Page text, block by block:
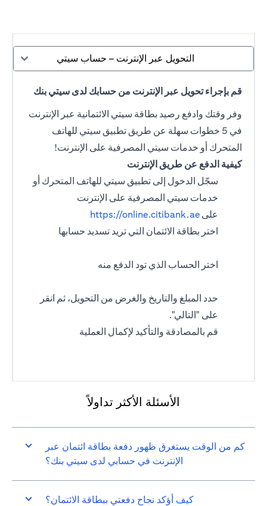
التحويل عبر الإنترنت – حساب سيتي
قم بإجراء تحويل عبر الإنترنت من حسابك لدى سيتي بنك
وفر وقتك وادفع رصيد بطاقة سيتي الائتمانية عبر الإنترنت
في 5 خطوات سهلة عن طريق تطبيق سيتي للهاتف
المتحرك أو خدمات سيتي المصرفية على الإنترنت!
كيفية الدفع عن طريق الإنترنت
سجّل الدخول إلى تطبيق سيتي للهاتف المتحرك أو
خدمات سيتي المصرفية على الإنترنت
على https://online.citibank.ae
اختر بطاقة الائتمان التي تريد تسديد حسابها
اختر الحساب الذي تود الدفع منه
حدد المبلغ والتاريخ والغرض من التحويل، ثم انقر
على "التالي".
قم بالمصادقة والتأكيد لإكمال العملية
الأسئلة الأكثر تداولاً
كم من الوقت يستغرق ظهور دفعة بطاقة ائتمان عبر
الإنترنت في حسابي لدى سيتي بنك؟
كيف أؤكد نجاح دفعتي ببطاقة الائتمان؟